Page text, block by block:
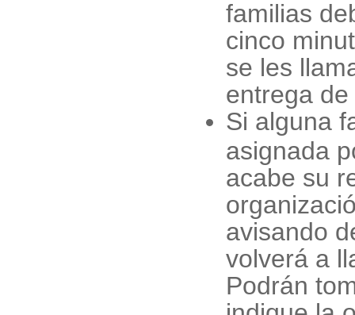
familias
cinco
se les
entrega
Si alguna
asignada
acabe su
avisando
volverá a
Podrán